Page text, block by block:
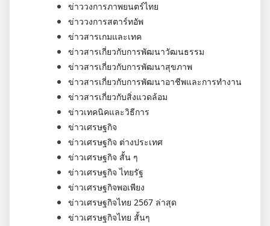
ข่าววงการภาพยนตร์ไทย
ข่าววงการสตาร์ทอัพ
ข่าวสารเกมและเทค
ข่าวสารเกี่ยวกับการพัฒนาวัฒนธรรม
ข่าวสารเกี่ยวกับการพัฒนาสุขภาพ
ข่าวสารเกี่ยวกับการพัฒนาอาชีพและการทำงาน
ข่าวสารเกี่ยวกับสิ่งแวดล้อม
ข่าวเทคนิคและวิธีการ
ข่าวเศรษฐกิจ
ข่าวเศรษฐกิจ ต่างประเทศ
ข่าวเศรษฐกิจ สั้น ๆ
ข่าวเศรษฐกิจ ไทยรัฐ
ข่าวเศรษฐกิจพอเพียง
ข่าวเศรษฐกิจไทย 2567 ล่าสุด
ข่าวเศรษฐกิจไทย สั้นๆ